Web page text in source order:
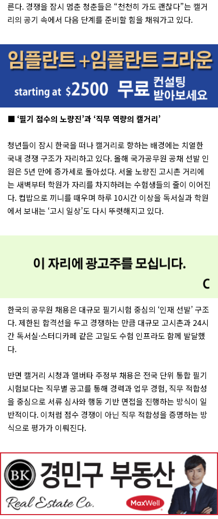
른다. 경쟁을 잠시 멈춘 청춘들은 “천천히 가도 괜찮다”는 캘거
리의 공기 속에서 다음 단계를 준비할 힘을 채워가고 있다.
■ ‘필기 점수의 노량진’과 ‘직무 역량의 캘거리’
청년들이 잠시 한국을 떠나 캘거리로 향하는 배경에는 치열한
국내 경쟁 구조가 자리하고 있다. 올해 국가공무원 공채 선발 인
원은 5년 만에 증가세로 돌아섰다. 서울 노량진 고시촌 거리에
는 새벽부터 학원가 자리를 차지하려는 수험생들의 줄이 이어진
다. 컵밥으로 끼니를 때우며 하루 10시간 이상을 독서실과 학원
에서 보내는 ‘고시 일상’도 다시 뚜렷해지고 있다.
한국의 공무원 채용은 대규모 필기시험 중심의 ‘인재 선발’ 구조
다. 제한된 합격선을 두고 경쟁하는 만큼 대규모 고시촌과 24시
간 독서실·스터디카페 같은 고밀도 수험 인프라도 함께 발달했
다.
반면 캘거리 시청과 앨버타 주정부 채용은 전국 단위 통합 필기
시험보다는 직무별 공고를 통해 경력과 업무 경험, 직무 적합성
을 중심으로 서류 심사와 행동 기반 면접을 진행하는 방식이 일
반적이다. 이처럼 점수 경쟁이 아닌 직무 적합성을 증명하는 방
식으로 평가가 이뤄진다.